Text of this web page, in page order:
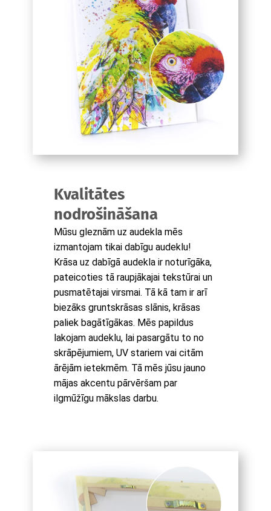
Kvalitātes
nodrošināšana
Mūsu gleznām uz audekla mēs
izmantojam tikai dabīgu audeklu!
Krāsa uz dabīgā audekla ir noturīgāka,
pateicoties tā raupjākajai tekstūrai un
pusmatētajai virsmai. Tā kā tam ir arī
biezāks gruntskrāsas slānis, krāsas
paliek bagātīgākas. Mēs papildus
lakojam audeklu, lai pasargātu to no
skrāpējumiem, UV stariem vai citām
ārējām ietekmēm. Tā mēs jūsu jauno
mājas akcentu pārvēršam par
ilgmūžīgu mākslas darbu.